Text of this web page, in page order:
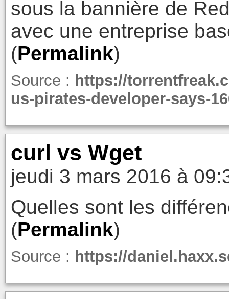
sous la bannière de
avec une entreprise
(Permalink)
Source : https://
us-pirates-developer-says-
curl vs Wget
jeudi 3 mars 2016 à
Quelles sont les
(Permalink)
Source : https://